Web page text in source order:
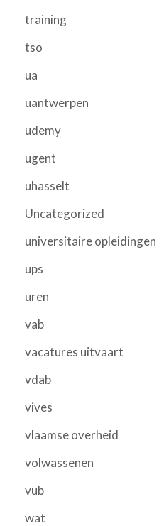
training
tso
ua
uantwerpen
udemy
ugent
uhasselt
Uncategorized
universitaire opleidingen
ups
uren
vab
vacatures uitvaart
vdab
vives
vlaamse overheid
volwassenen
vub
wat